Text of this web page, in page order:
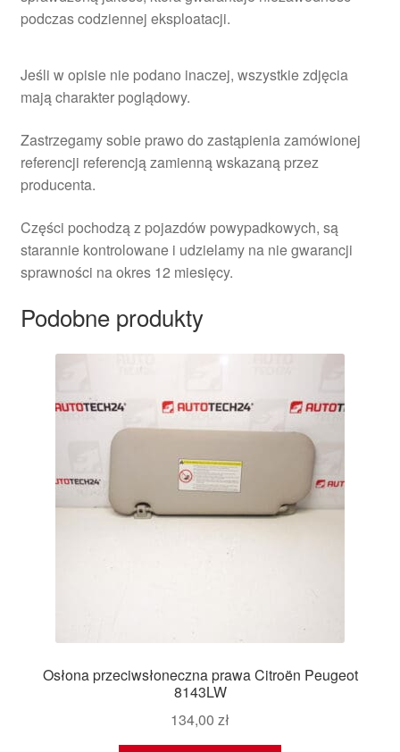
podczas codziennej eksploatacji.
Jeśli w opisie nie podano inaczej, wszystkie zdjęcia
mają charakter poglądowy.
Zastrzegamy sobie prawo do zastąpienia zamówionej
referencji referencją zamienną wskazaną przez
producenta.
Części pochodzą z pojazdów powypadkowych, są
starannie kontrolowane i udzielamy na nie gwarancji
sprawności na okres 12 miesięcy.
Podobne produkty
Osłona przeciwsłoneczna prawa Citroën Peugeot
8143LW
134,00 zł